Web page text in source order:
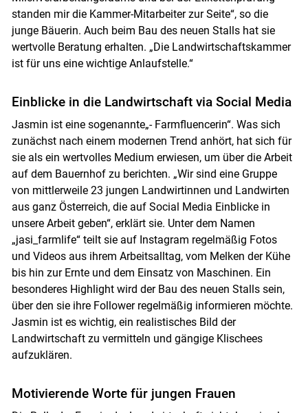
standen mir die Kammer-Mitarbeiter zur Seite“, so die
junge Bäuerin. Auch beim Bau des neuen Stalls hat sie
wertvolle Beratung erhalten. „Die Landwirtschaftskammer
ist für uns eine wichtige Anlaufstelle.“
Einblicke in die Landwirtschaft via Social Media
Jasmin ist eine sogenannte„- Farmfluencerin“. Was sich
zunächst nach einem modernen Trend anhört, hat sich für
sie als ein wertvolles Medium erwiesen, um über die Arbeit
auf dem Bauernhof zu berichten. „Wir sind eine Gruppe
von mittlerweile 23 jungen Landwirtinnen und Landwirten
aus ganz Österreich, die auf Social Media Einblicke in
unsere Arbeit geben“, erklärt sie. Unter dem Namen
„jasi_farmlife“ teilt sie auf Instagram regelmäßig Fotos
und Videos aus ihrem Arbeitsalltag, vom Melken der Kühe
bis hin zur Ernte und dem Einsatz von Maschinen. Ein
besonderes Highlight wird der Bau des neuen Stalls sein,
über den sie ihre Follower regelmäßig informieren möchte.
Jasmin ist es wichtig, ein realistisches Bild der
Landwirtschaft zu vermitteln und gängige Klischees
aufzuklären.
Motivierende Worte für jungen Frauen